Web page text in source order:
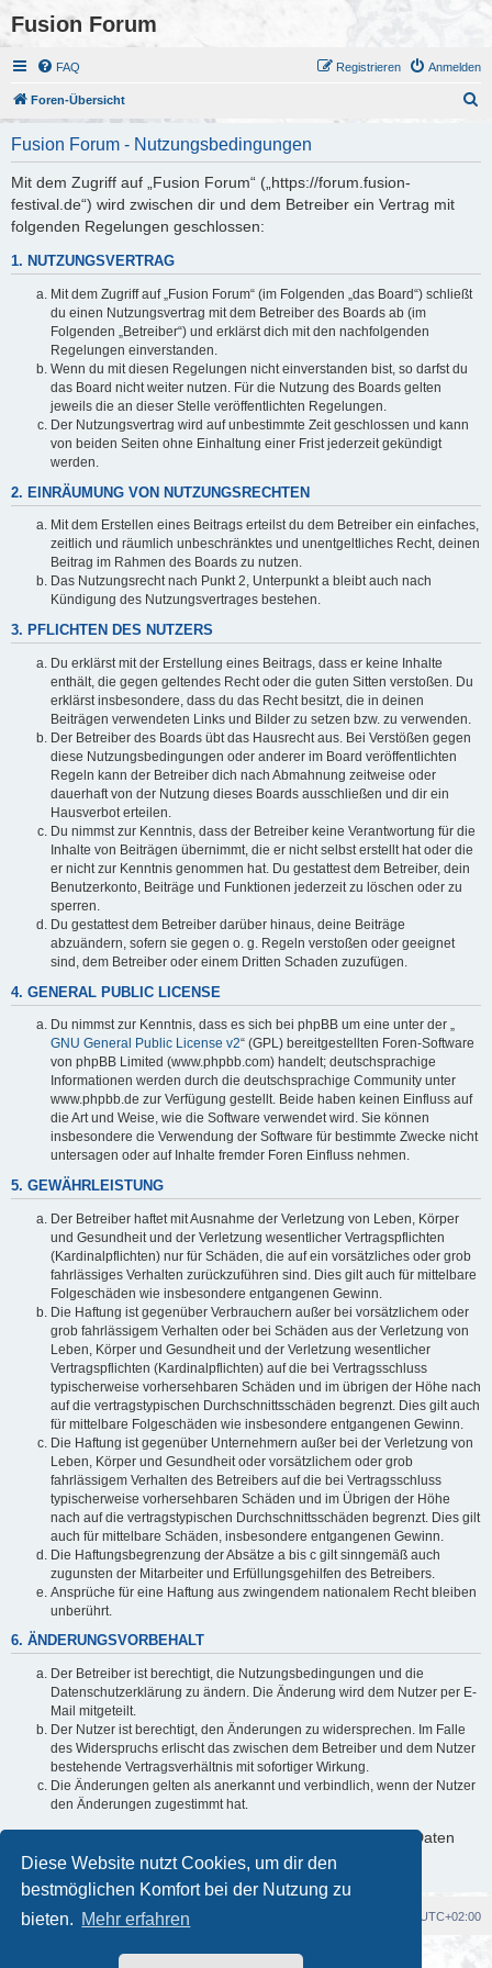
Diese Website nutzt Cookies, um dir den
bestmöglichen Komfort bei der Nutzung zu
bieten. Mehr erfahren
Fusion Forum
FAQ Anmelden
Registrieren
Foren-Übersicht
Fusion Forum - Nutzungsbedingungen
Mit dem Zugriff auf „Fusion Forum“ („https://forum.fusion-
festival.de“) wird zwischen dir und dem Betreiber ein Vertrag mit
folgenden Regelungen geschlossen:
1. NUTZUNGSVERTRAG
Mit dem Zugriff auf „Fusion Forum“ (im Folgenden „das Board“) schließt
du einen Nutzungsvertrag mit dem Betreiber des Boards ab (im
Folgenden „Betreiber“) und erklärst dich mit den nachfolgenden
Regelungen einverstanden.
Wenn du mit diesen Regelungen nicht einverstanden bist, so darfst du
das Board nicht weiter nutzen. Für die Nutzung des Boards gelten
jeweils die an dieser Stelle veröffentlichten Regelungen.
Der Nutzungsvertrag wird auf unbestimmte Zeit geschlossen und kann
von beiden Seiten ohne Einhaltung einer Frist jederzeit gekündigt
werden.
2. EINRÄUMUNG VON NUTZUNGSRECHTEN
Mit dem Erstellen eines Beitrags erteilst du dem Betreiber ein einfaches,
zeitlich und räumlich unbeschränktes und unentgeltliches Recht, deinen
Beitrag im Rahmen des Boards zu nutzen.
Das Nutzungsrecht nach Punkt 2, Unterpunkt a bleibt auch nach
Kündigung des Nutzungsvertrages bestehen.
3. PFLICHTEN DES NUTZERS
Du erklärst mit der Erstellung eines Beitrags, dass er keine Inhalte
enthält, die gegen geltendes Recht oder die guten Sitten verstoßen. Du
erklärst insbesondere, dass du das Recht besitzt, die in deinen
Beiträgen verwendeten Links und Bilder zu setzen bzw. zu verwenden.
Der Betreiber des Boards übt das Hausrecht aus. Bei Verstößen gegen
diese Nutzungsbedingungen oder anderer im Board veröffentlichten
Regeln kann der Betreiber dich nach Abmahnung zeitweise oder
dauerhaft von der Nutzung dieses Boards ausschließen und dir ein
Hausverbot erteilen.
Du nimmst zur Kenntnis, dass der Betreiber keine Verantwortung für die
Inhalte von Beiträgen übernimmt, die er nicht selbst erstellt hat oder die
er nicht zur Kenntnis genommen hat. Du gestattest dem Betreiber, dein
Benutzerkonto, Beiträge und Funktionen jederzeit zu löschen oder zu
sperren.
Du gestattest dem Betreiber darüber hinaus, deine Beiträge
abzuändern, sofern sie gegen o. g. Regeln verstoßen oder geeignet
sind, dem Betreiber oder einem Dritten Schaden zuzufügen.
4. GENERAL PUBLIC LICENSE
Du nimmst zur Kenntnis, dass es sich bei phpBB um eine unter der „
GNU General Public License v2“ (GPL) bereitgestellten Foren-Software
von phpBB Limited (www.phpbb.com) handelt; deutschsprachige
Informationen werden durch die deutschsprachige Community unter
www.phpbb.de zur Verfügung gestellt. Beide haben keinen Einfluss auf
die Art und Weise, wie die Software verwendet wird. Sie können
insbesondere die Verwendung der Software für bestimmte Zwecke nicht
untersagen oder auf Inhalte fremder Foren Einfluss nehmen.
5. GEWÄHRLEISTUNG
Der Betreiber haftet mit Ausnahme der Verletzung von Leben, Körper
und Gesundheit und der Verletzung wesentlicher Vertragspflichten
(Kardinalpflichten) nur für Schäden, die auf ein vorsätzliches oder grob
fahrlässiges Verhalten zurückzuführen sind. Dies gilt auch für mittelbare
Folgeschäden wie insbesondere entgangenen Gewinn.
Die Haftung ist gegenüber Verbrauchern außer bei vorsätzlichem oder
grob fahrlässigem Verhalten oder bei Schäden aus der Verletzung von
Leben, Körper und Gesundheit und der Verletzung wesentlicher
Vertragspflichten (Kardinalpflichten) auf die bei Vertragsschluss
typischerweise vorhersehbaren Schäden und im übrigen der Höhe nach
auf die vertragstypischen Durchschnittsschäden begrenzt. Dies gilt auch
für mittelbare Folgeschäden wie insbesondere entgangenen Gewinn.
Die Haftung ist gegenüber Unternehmern außer bei der Verletzung von
Leben, Körper und Gesundheit oder vorsätzlichem oder grob
fahrlässigem Verhalten des Betreibers auf die bei Vertragsschluss
typischerweise vorhersehbaren Schäden und im Übrigen der Höhe
nach auf die vertragstypischen Durchschnittsschäden begrenzt. Dies gilt
auch für mittelbare Schäden, insbesondere entgangenen Gewinn.
Die Haftungsbegrenzung der Absätze a bis c gilt sinngemäß auch
zugunsten der Mitarbeiter und Erfüllungsgehilfen des Betreibers.
Ansprüche für eine Haftung aus zwingendem nationalem Recht bleiben
unberührt.
6. ÄNDERUNGSVORBEHALT
Der Betreiber ist berechtigt, die Nutzungsbedingungen und die
Datenschutzerklärung zu ändern. Die Änderung wird dem Nutzer per E-
Mail mitgeteilt.
Der Nutzer ist berechtigt, den Änderungen zu widersprechen. Im Falle
des Widerspruchs erlischt das zwischen dem Betreiber und dem Nutzer
bestehende Vertragsverhältnis mit sofortiger Wirkung.
Die Änderungen gelten als anerkannt und verbindlich, wenn der Nutzer
den Änderungen zugestimmt hat.
Informationen über den Umgang mit deinen persönlichen Daten
sind in der Datenschutzerklärung enthalten.
Foren-Übersicht UTC+02:00
Powered byphpBB® Forum Software © phpBB Limited